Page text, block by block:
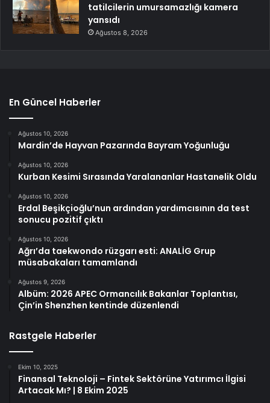
tatilcilerin umursamazlığı kamera
yansıdı
Ağustos 8, 2026
En Güncel Haberler
Ağustos 10, 2026
Mardin’de Hayvan Pazarında Bayram Yoğunluğu
Ağustos 10, 2026
Kurban Kesimi Sırasında Yaralananlar Hastanelik Oldu
Ağustos 10, 2026
Erdal Beşikçioğlu’nun ardından yardımcısının da test
sonucu pozitif çıktı
Ağustos 10, 2026
Ağrı’da taekwondo rüzgarı esti: ANALİG Grup
müsabakaları tamamlandı
Ağustos 9, 2026
Albüm: 2026 APEC Ormancılık Bakanlar Toplantısı,
Çin’in Shenzhen kentinde düzenlendi
Rastgele Haberler
Ekim 10, 2025
Finansal Teknoloji – Fintek Sektörüne Yatırımcı İlgisi
Artacak Mı? | 8 Ekim 2025